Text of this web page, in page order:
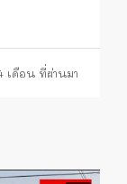
เดือน ที่ผ่านมา